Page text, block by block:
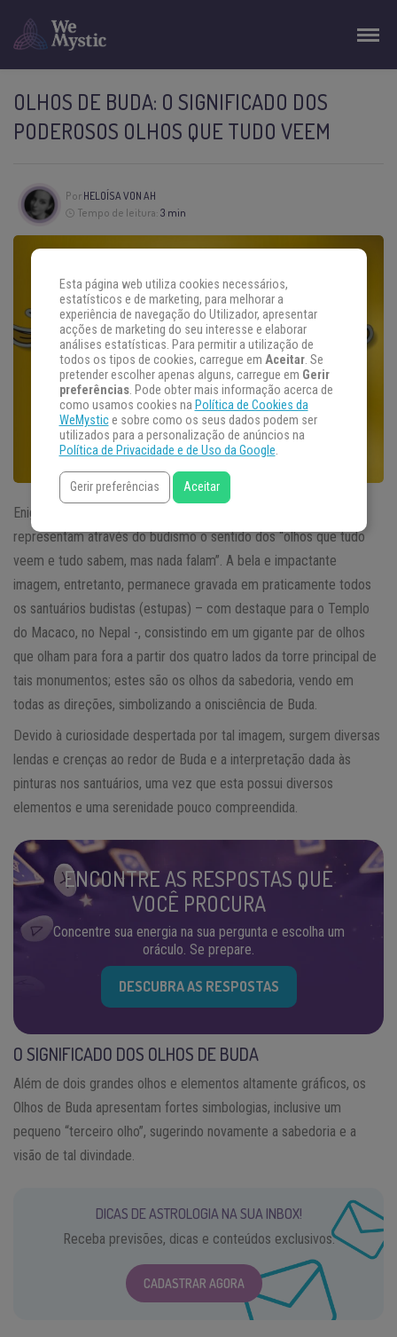
OLHOS DE BUDA: O SIGNIFICADO DOS
PODEROSOS OLHOS QUE TUDO VEEM
Por HELOÍSA VON AH
Tempo de leitura: 3 min
Enigmáticos e intrigantes, os chamados
representam através do budismo o sentido dos “olhos que tudo
veem e tudo sabem, mas nada falam”. A bela e impactante
imagem, entretanto, permanece gravada em praticamente todos
os santuários budistas (estupas) – com destaque para o Templo
do Macaco, no Nepal -, consistindo em um gigante par de olhos
que olham para fora a partir dos quatro lados da torre principal de
tais monumentos; estes são os olhos da sabedoria, vendo em
todas as direções, simbolizando a onisciência de Buda.
Devido à curiosidade despertada por tal imagem, surgem diversas
lendas e crenças ao redor de Buda e a interpretação dada às
pinturas nos santuários, uma vez que esta possui diversos
elementos e uma serenidade pouco compreendida.
ENCONTRE AS RESPOSTAS QUE
VOCÊ PROCURA
Concentre sua energia na sua pergunta e escolha um
oráculo. Se prepare.
DESCUBRA AS RESPOSTAS
O SIGNIFICADO DOS OLHOS DE BUDA
Além de dois grandes olhos e elementos altamente gráficos, os
Olhos de Buda apresentam fortes simbologias, inclusive um
pequeno “terceiro olho”, sugerindo novamente a sabedoria e a
visão de tal divindade.
DICAS DE ASTROLOGIA NA SUA INBOX!
Receba previsões, dicas e conteúdos exclusivos.
CADASTRAR AGORA
Esta página web utiliza cookies necessários,
estatísticos e de marketing, para melhorar a
experiência de navegação do Utilizador, apresentar
acções de marketing do seu interesse e elaborar
análises estatísticas. Para permitir a utilização de
todos os tipos de cookies, carregue em Aceitar. Se
pretender escolher apenas alguns, carregue em Gerir
preferências. Pode obter mais informação acerca de
como usamos cookies na Política de Cookies da
WeMystice sobre como os seus dados podem ser
utilizados para a personalização de anúncios na
Política de Privacidade e de Uso da Google.
Gerir preferências Aceitar